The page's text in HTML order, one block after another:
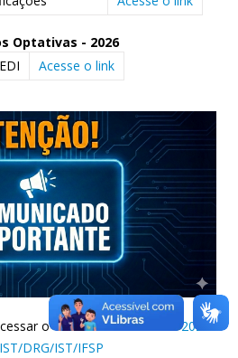
Optativas - 2026
Acesse o link
oCOMUNICADO N.º 9/2025 -
DRG/IST/IFSP